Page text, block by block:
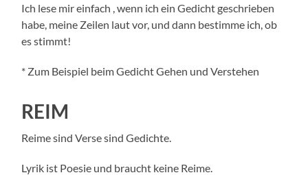
Ich lese mir einfach , wenn ich ein Gedicht geschrieben
habe, meine Zeilen laut vor, und dann bestimme ich, ob
es stimmt!
* Zum Beispiel beim Gedicht Gehen und Verstehen
REIM
Reime sind Verse sind Gedichte.
Lyrik ist Poesie und braucht keine Reime.